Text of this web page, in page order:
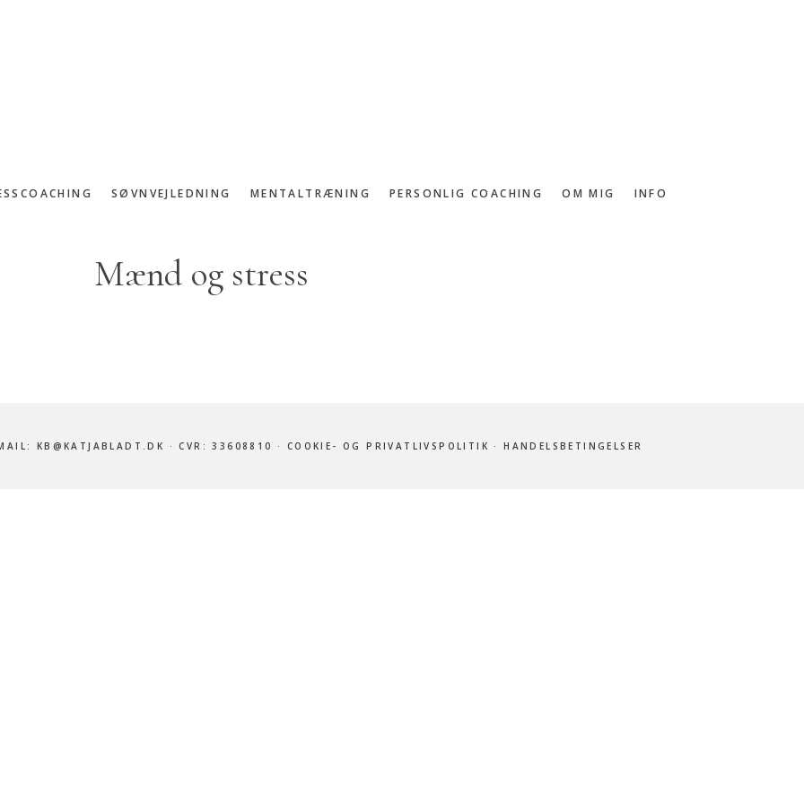
SØVNVEJLEDNING MENTALTRÆNING PERSONLIG COACHING OM MIG INFO
Mænd og stress
KB@KATJABLADT.DK · CVR: 33608810 · COOKIE- OG PRIVATLIVSPOLITIK ·HANDELSBETINGELSER